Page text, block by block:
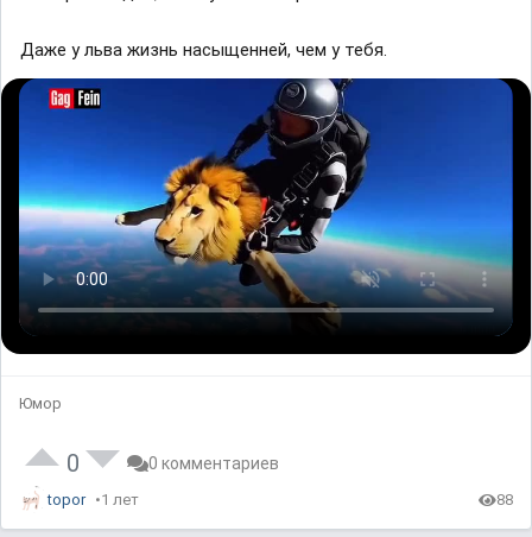
Даже у льва жизнь насыщенней, чем у тебя.
Юмор
0 0 комментариев
topor 1 лет 88